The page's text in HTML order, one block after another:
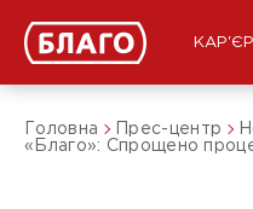
Головна Прес-центр
«Благо»: Спрощено